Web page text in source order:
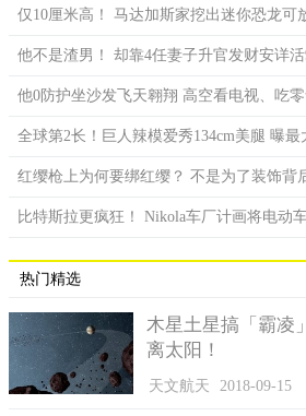
仅10厘米高！ 马达加斯家挖出迷你恐龙可
他不是渣男！ 却靠4任妻子升官发财安详活
他0防护坐沙发飞天翱翔 高空看电视、吃
全球第2长！巨人辣模爱秀134cm美腿 曝最
红缨枪上为何要绑红缨？ 不是为了装饰背
比特斯拉更疯狂！ Nikola车厂计画将电动
热门精选
木星土星搞「霸凌
离太阳！
天文航天 2018-09-15